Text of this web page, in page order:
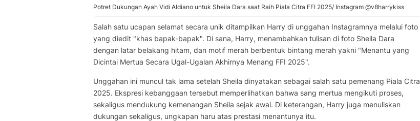
Potret Dukungan Ayah Vidi Aldiano untuk Sheila Dara saat Raih Piala Citra FFI 2025/ Instagram @v8harrykiss
Salah satu ucapan selamat secara unik ditampilkan Harry di unggahan Instagramnya melalui foto
yang diedit "khas bapak-bapak". Di sana, Harry, menambahkan tulisan di foto Sheila Dara
dengan latar belakang hitam, dan motif merah berbentuk bintang merah yakni "Menantu yang
Dicintai Mertua Secara Ugal-Ugalan Akhirnya Menang FFI 2025".
Unggahan ini muncul tak lama setelah Sheila dinyatakan sebagai salah satu pemenang Piala Citra
2025. Ekspresi kebanggaan tersebut memperlihatkan bahwa sang mertua mengikuti proses,
sekaligus mendukung kemenangan Sheila sejak awal. Di keterangan, Harry juga menuliskan
dukungan sekaligus, ungkapan haru atas prestasi menantunya itu.